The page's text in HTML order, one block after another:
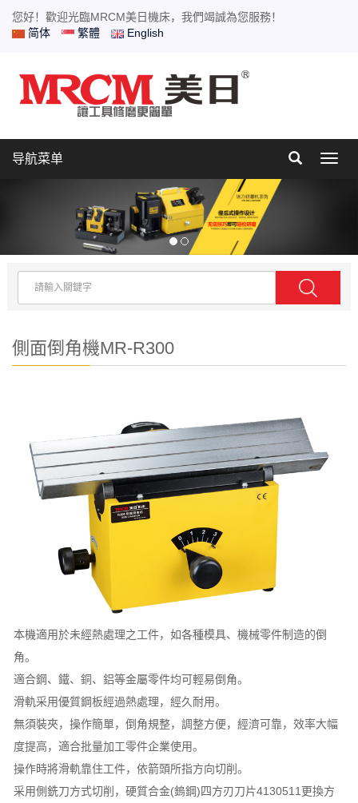
您好！歡迎光臨MRCM美日機床，我們竭誠為您服務！
简体
繁體 English
导航菜单
側面倒角機MR-R300
本機適用於未經熱處理之工件，如各種模具、機械零件制造的倒
角。
適合鋼、鐵、銅、鋁等金屬零件均可輕易倒角。
滑軌采用優質鋼板經過熱處理，經久耐用。
無須裝夾，操作簡單，倒角規整，調整方便，經濟可靠，效率大幅
度提高，適合批量加工零件企業使用。
操作時將滑軌靠住工件，依箭頭所指方向切削。
采用側銑刀方式切削，硬質合金(鎢鋼)四方刃刀片4130511更換方